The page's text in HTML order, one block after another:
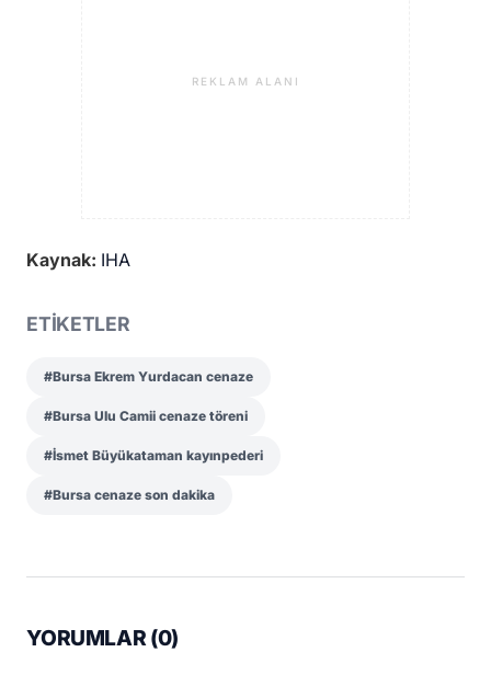
REKLAM ALANI
Kaynak: IHA
ETİKETLER
#Bursa Ekrem Yurdacan cenaze
#Bursa Ulu Camii cenaze töreni
#İsmet Büyükataman kayınpederi
#Bursa cenaze son dakika
YORUMLAR (0)